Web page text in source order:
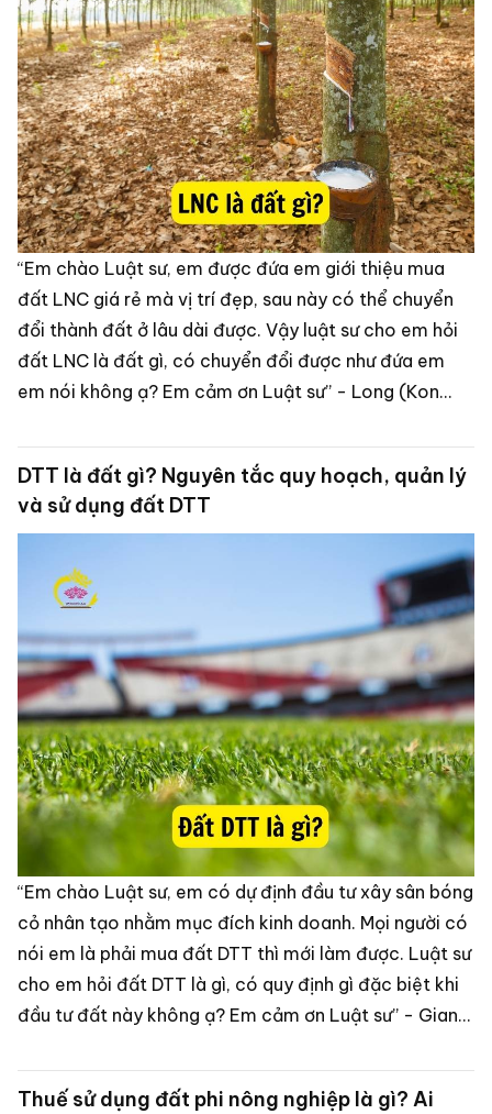
“Em chào Luật sư, em được đứa em giới thiệu mua
đất LNC giá rẻ mà vị trí đẹp, sau này có thể chuyển
đổi thành đất ở lâu dài được. Vậy luật sư cho em hỏi
đất LNC là đất gì, có chuyển đổi được như đứa em
em nói không ạ? Em cảm ơn Luật sư” - Long (Kon
DTT là đất gì? Nguyên tắc quy hoạch, quản lý
và sử dụng đất DTT
“Em chào Luật sư, em có dự định đầu tư xây sân bóng
cỏ nhân tạo nhằm mục đích kinh doanh. Mọi người có
nói em là phải mua đất DTT thì mới làm được. Luật sư
cho em hỏi đất DTT là gì, có quy định gì đặc biệt khi
đầu tư đất này không ạ? Em cảm ơn Luật sư” - Giang
Thuế sử dụng đất phi nông nghiệp là gì? Ai